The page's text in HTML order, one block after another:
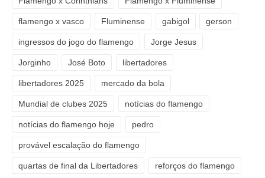
flamengo x vasco Fluminense gabigol gerson
ingressos do jogo do flamengo Jorge Jesus
Jorginho José Boto libertadores
libertadores 2025 mercado da bola
Mundial de clubes 2025 notícias do flamengo
notícias do flamengo hoje pedro
provável escalação do flamengo
quartas de final da Libertadores reforços do flamengo